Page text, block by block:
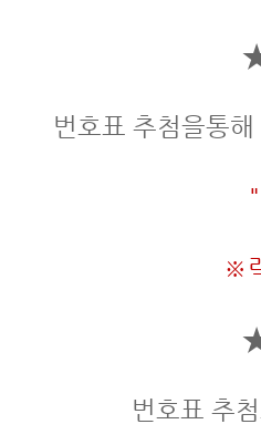
번호표 추첨을통
※
번호표 추